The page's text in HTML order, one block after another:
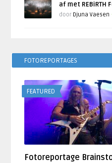
af met REBiRTH
door Djuna Vaesen
FOTOREPORTAGES
FEATURED
Fotoreportage